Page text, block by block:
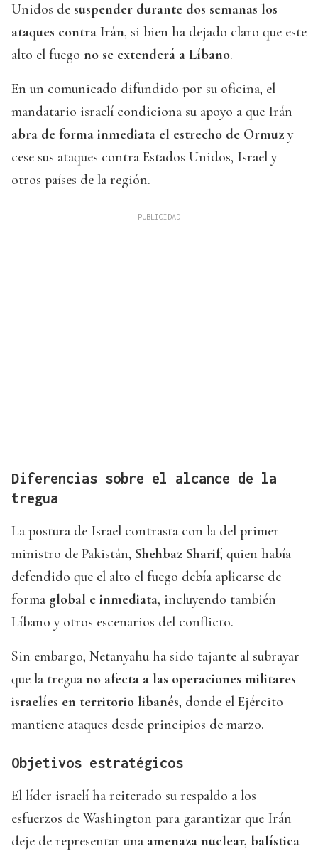
Unidos de suspender durante dos semanas los
ataques contra Irán, si bien ha dejado claro que este
alto el fuego no se extenderá a Líbano.
En un comunicado difundido por su oficina, el
mandatario israelí condiciona su apoyo a que Irán
abra de forma inmediata el estrecho de Ormuz y
cese sus ataques contra Estados Unidos, Israel y
otros países de la región.
Diferencias sobre el alcance de la
tregua
La postura de Israel contrasta con la del primer
ministro de Pakistán, Shehbaz Sharif, quien había
defendido que el alto el fuego debía aplicarse de
forma global e inmediata, incluyendo también
Líbano y otros escenarios del conflicto.
Sin embargo, Netanyahu ha sido tajante al subrayar
que la tregua no afecta a las operaciones militares
israelíes en territorio libanés, donde el Ejército
mantiene ataques desde principios de marzo.
Objetivos estratégicos
El líder israelí ha reiterado su respaldo a los
esfuerzos de Washington para garantizar que Irán
deje de representar una amenaza nuclear, balística